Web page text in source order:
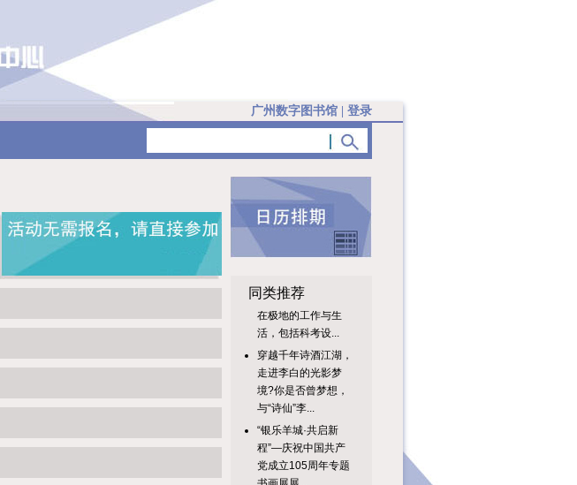
广州数字图书馆 登录
同类推荐
作”展示了科学家们
在极地的工作与生
活，包括科考设...
穿越千年诗酒江湖，
走进李白的光影梦
境?你是否曾梦想，
与“诗仙”李...
“银乐羊城·共启新
程”—庆祝中国共产
党成立105周年专题
书画展展...